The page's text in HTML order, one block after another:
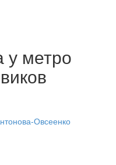
у метро
Овсеенко